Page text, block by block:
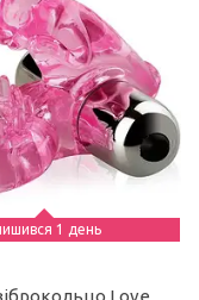
1 день
Love